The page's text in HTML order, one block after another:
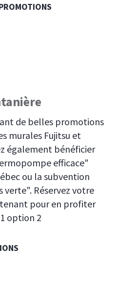
de belles promotions
murales Fujitsu et
également bénéficier
efficace"
ou la subvention
Réservez votre
pour en profiter
option 2